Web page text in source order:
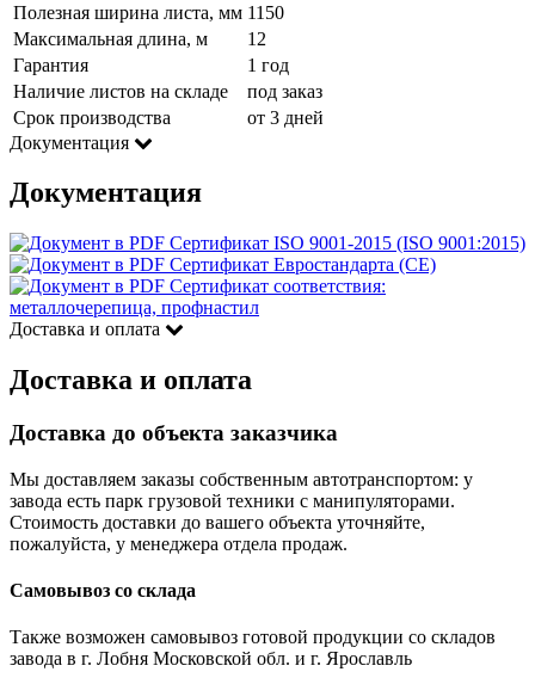
Полезная ширина листа, мм 1150
Максимальная длина, м
12
Гарантия
1 год
Наличие листов на складе
под заказ
Срок производства
от 3 дней
Документация
Документация
Сертификат ISO 9001-2015 (ISO 9001:2015)
Сертификат Евростандарта (CE)
Сертификат соответствия:
металлочерепица, профнастил
Доставка и оплата
Доставка и оплата
Доставка до объекта заказчика
Мы доставляем заказы собственным автотранспортом: у
завода есть парк грузовой техники с манипуляторами.
Стоимость доставки до вашего объекта уточняйте,
пожалуйста, у менеджера отдела продаж.
Самовывоз со склада
Также возможен самовывоз готовой продукции со складов
завода в г. Лобня Московской обл. и г. Ярославль